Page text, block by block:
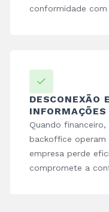
conformidade
DESCONEXÃO
Quando
backoffice operam
empresa perde
compromete a